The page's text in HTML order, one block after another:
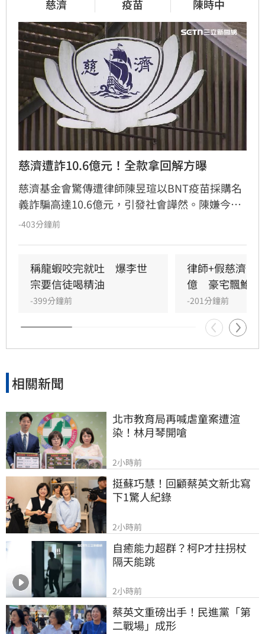
慈濟 疫苗 陳時中
慈濟遭詐10.6億元！全款拿回解方曝
慈濟基金會驚傳遭律師陳昱瑄以BNT疫苗採購名
義詐騙高達10.6億元，引發社會譁然。陳嫌今年
5月已遭羈押，但慈濟直到起訴曝光才發表聲
內部審核機制疏漏，更有法界人士認為聲明內容
顯得被動且不尋常。
-403分鐘前
稱龍蝦咬完就吐　爆李世
宗要信徒喝精油
-399分鐘前
律師+假慈濟青
億　豪宅飄鮑魚
-201分鐘前
相關新聞
北市教育局再喊虐童案遭渲
染！林月琴開嗆
2小時前
挺蘇巧慧！回顧蔡英文新北寫
下1驚人紀錄
2小時前
自癒能力超群？柯P才拄拐杖
隔天能跳
2小時前
蔡英文重磅出手！民進黨「第
二戰場」成形